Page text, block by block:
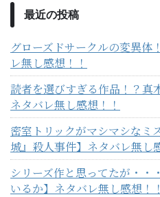
最近の投稿
グローズドサークルの変異体
レ無し感想！！
読者を選びすぎる作品！？真
ネタバレ無し感想！！
密室トリックがマシマシなミ
城』殺人事件】ネタバレ無し
シリーズ作と思ってたが・・
いるか】ネタバレ無し感想！！